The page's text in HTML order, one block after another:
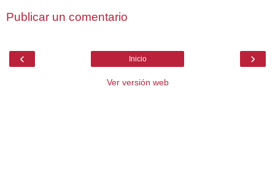
Publicar un comentario
‹ ›
Inicio
Ver versión web